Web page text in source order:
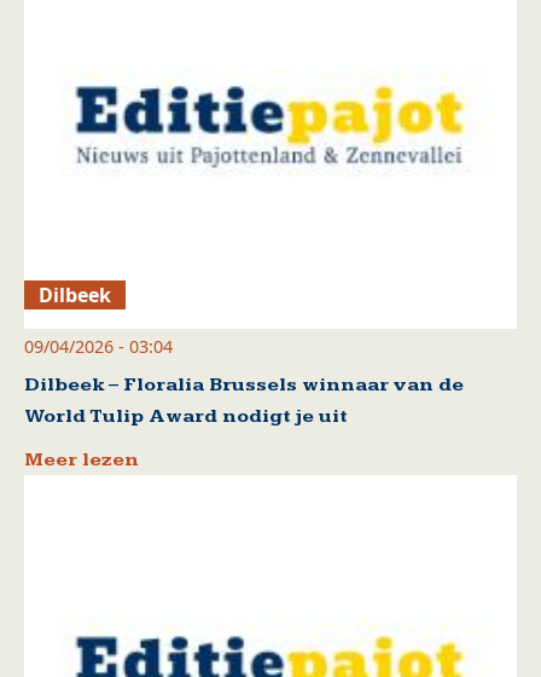
Dilbeek
09/04/2026 - 03:04
Dilbeek – Floralia Brussels winnaar van de
World Tulip Award nodigt je uit
Meer lezen